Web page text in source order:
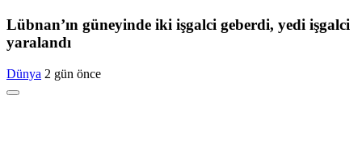
Lübnan’ın güneyinde iki işgalci geberdi, yedi işgalci
yaralandı
Dünya 2 gün önce